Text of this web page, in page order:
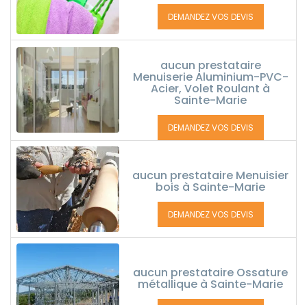
DEMANDEZ VOS DEVIS
aucun prestataire
Menuiserie Aluminium-PVC-
Acier, Volet Roulant à
Sainte-Marie
DEMANDEZ VOS DEVIS
aucun prestataire Menuisier
bois à Sainte-Marie
DEMANDEZ VOS DEVIS
aucun prestataire Ossature
métallique à Sainte-Marie